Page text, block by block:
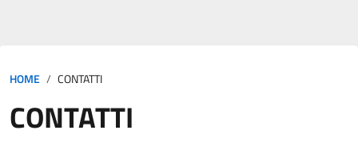
ISCRITTO
PROFESSIONE
HOME CONTATTI
CONTATTI